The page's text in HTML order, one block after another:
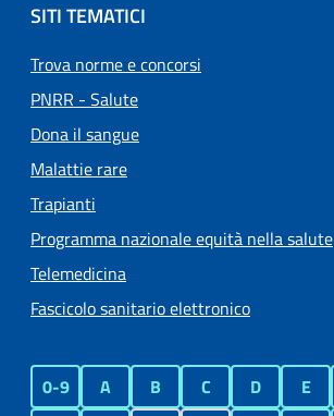
SITI TEMATICI
Trova norme e concorsi
PNRR - Salute
Dona il sangue
Malattie rare
Trapianti
Programma nazionale equità nella salute
Telemedicina
Fascicolo sanitario elettronico
0-9 A B C D E